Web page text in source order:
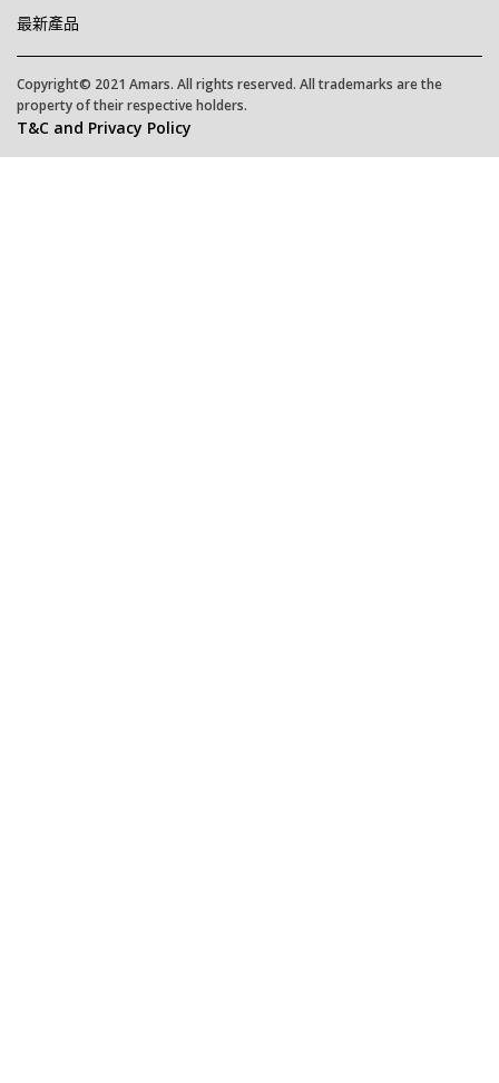
最新產品
Copyright© 2021 Amars. All rights reserved. All trademarks are the
property of their respective holders.
T&C and Privacy Policy